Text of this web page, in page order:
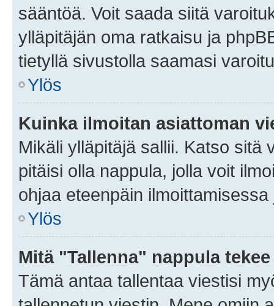
sääntöä. Voit saada siitä
ylläpitäjän oma ratkaisu ja
tietyllä sivustolla saamasi
Ylös
Kuinka ilmoitan asiattoman
Mikäli ylläpitäjä sallii. Katso sitä
pitäisi olla nappula, jolla voit
ohjaa eteenpäin
Ylös
Mitä "Tallenna" nappula
Tämä antaa tallentaa viestisi